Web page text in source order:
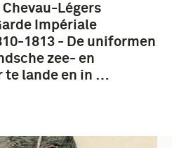
Légers
Impériale
1813 - De uniformen
zee- en
te lande en in …